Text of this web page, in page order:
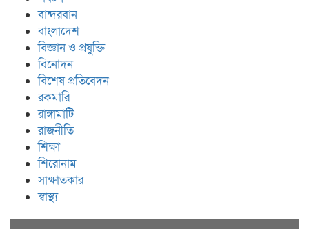
বান্দরবান
বাংলাদেশ
বিজ্ঞান ও প্রযুক্তি
বিনোদন
বিশেষ প্রতিবেদন
রকমারি
রাঙ্গামাটি
রাজনীতি
শিক্ষা
শিরোনাম
সাক্ষাতকার
স্বাস্থ্য